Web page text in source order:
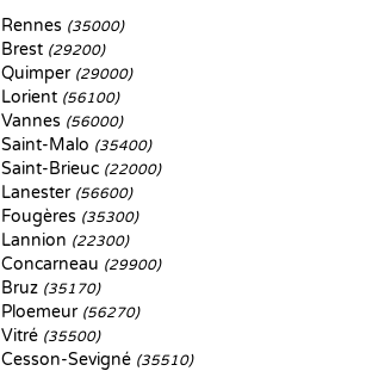
Rennes (35000)
Brest (29200)
Quimper (29000)
Lorient (56100)
Vannes (56000)
Saint-Malo (35400)
Saint-Brieuc (22000)
Lanester (56600)
Fougères (35300)
Lannion (22300)
Concarneau (29900)
Bruz (35170)
Ploemeur (56270)
Vitré (35500)
Cesson-Sevigné (35510)